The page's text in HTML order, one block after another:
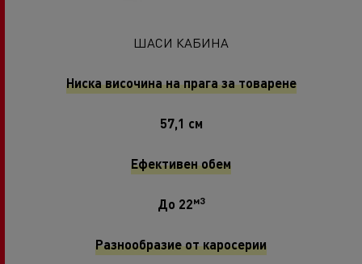
ШАСИ КАБИНА
Ниска височина на прага за товарене
57,1 см
Ефективен обем
До 22м3
Разнообразие от каросерии